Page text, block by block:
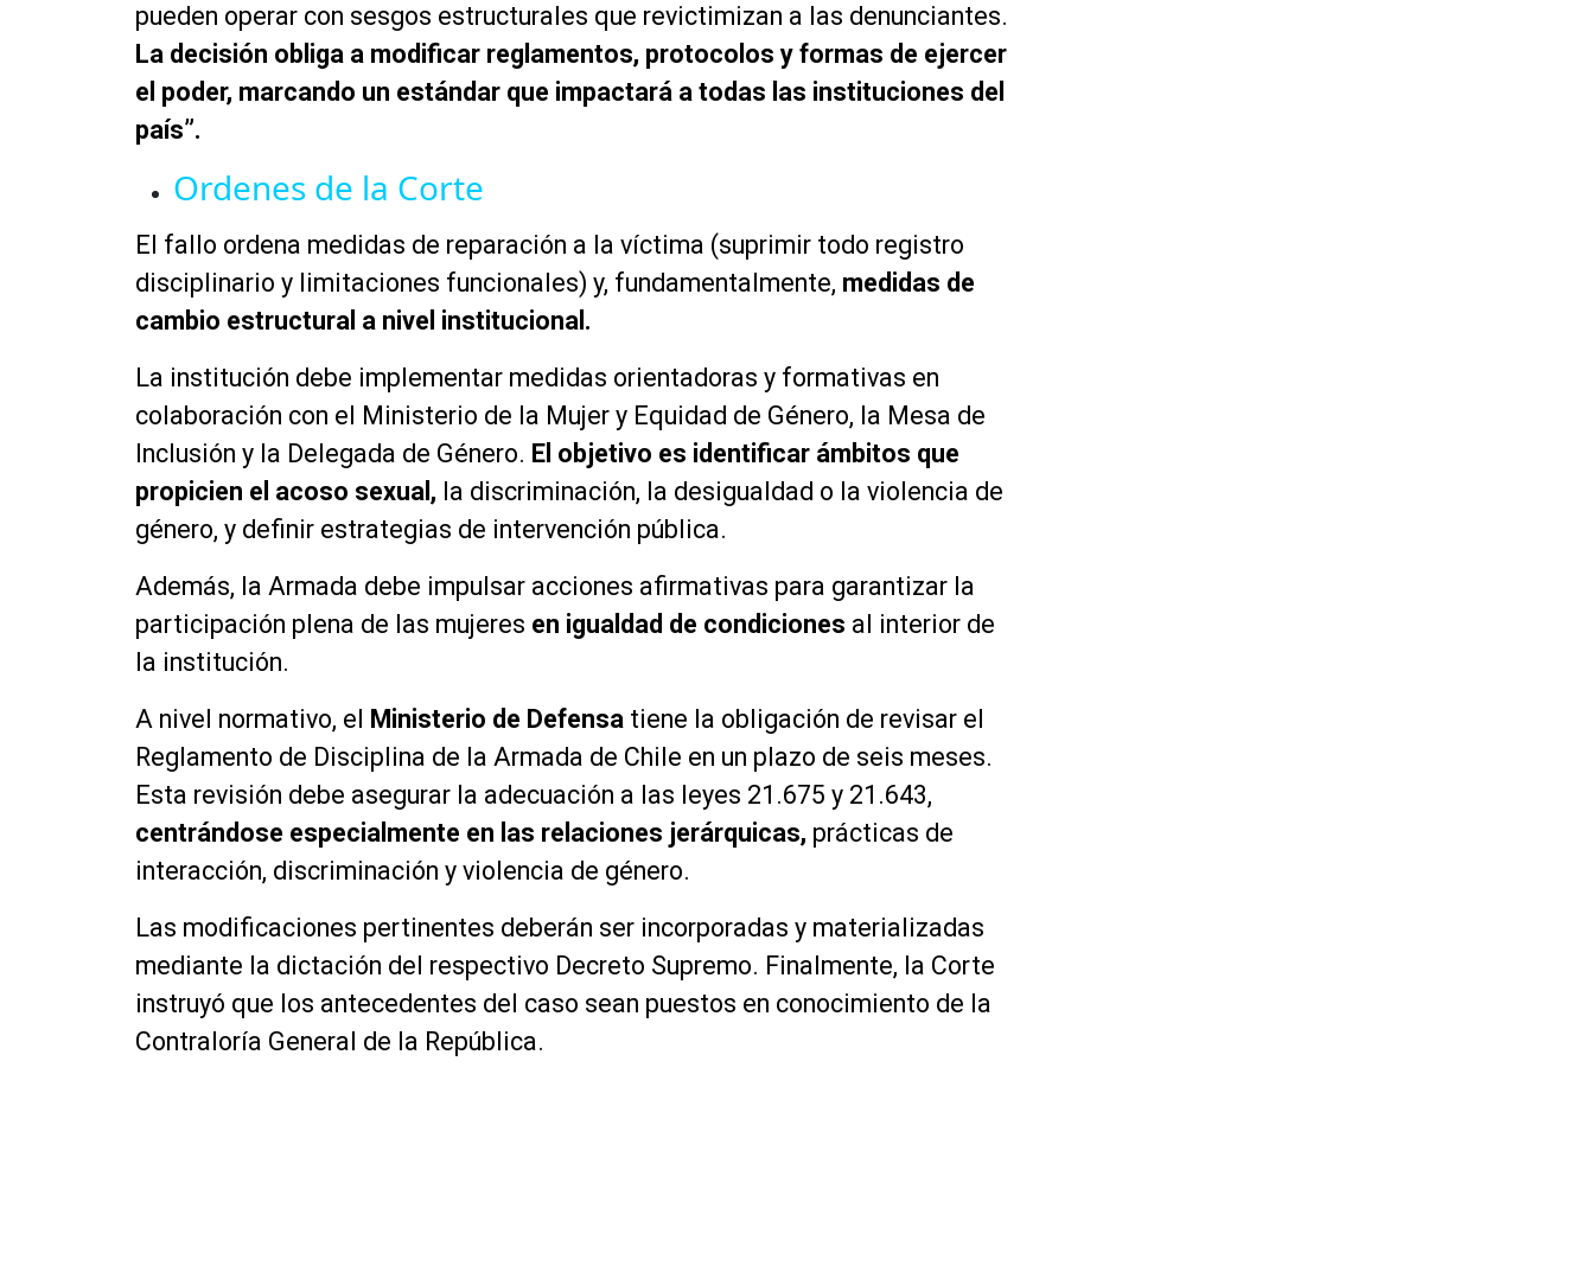
pueden operar con sesgos estructurales que revictimizan a las denunciantes.
La decisión obliga a modificar reglamentos, protocolos y formas de ejercer
el poder, marcando un estándar que impactará a todas las instituciones del
país”.
Ordenes de la Corte
El fallo ordena medidas de reparación a la víctima (suprimir todo registro
disciplinario y limitaciones funcionales) y, fundamentalmente, medidas de
cambio estructural a nivel institucional.
La institución debe implementar medidas orientadoras y formativas en
colaboración con el Ministerio de la Mujer y Equidad de Género, la Mesa de
Inclusión y la Delegada de Género. El objetivo es identificar ámbitos que
propicien el acoso sexual, la discriminación, la desigualdad o la violencia de
género, y definir estrategias de intervención pública.
Además, la Armada debe impulsar acciones afirmativas para garantizar la
participación plena de las mujeres en igualdad de condiciones al interior de
la institución.
A nivel normativo, el
Ministerio de Defensa tiene la obligación de revisar el
Reglamento de Disciplina de la Armada de Chile en un plazo de seis meses.
Esta revisión debe asegurar la adecuación a las leyes 21.675 y 21.643,
centrándose especialmente en las relaciones jerárquicas, prácticas de
interacción, discriminación y violencia de género.
Las modificaciones pertinentes deberán ser incorporadas y materializadas
mediante la dictación del respectivo Decreto Supremo. Finalmente, la Corte
instruyó que los antecedentes del caso sean puestos en conocimiento de la
Contraloría General de la República.